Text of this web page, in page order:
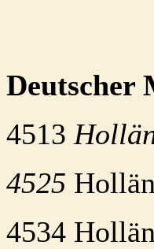
Deutscher
4513
4525
4534